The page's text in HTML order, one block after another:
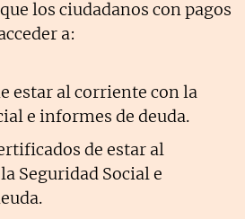
los ciudadanos con pagos
a:
estar al corriente con la
e informes de deuda.
de estar al
Seguridad Social e